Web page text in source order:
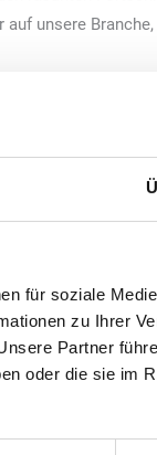
für soziale
zu Ihrer
Partner
oder die sie im
unsere
Wie sehr
zugenommen.
verschieben,
der
ihre Rolle als
seit unserer
in rasantem
sie das Beste aus
hat im Laufe